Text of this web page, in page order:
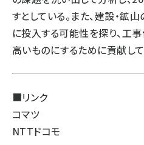
すとしている。また、建設・鉱
に投入する可能性を探り、工
高いものにするために貢献して
■リンク
コマツ
NTTドコモ